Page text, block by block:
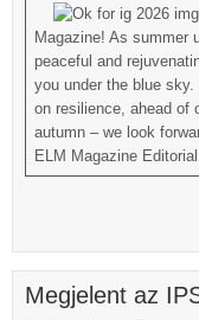
Magazine! As summer
peaceful and
you under the blue sky.
on resilience, ahead of
autumn – we look
ELM Magazine
Megjelent az